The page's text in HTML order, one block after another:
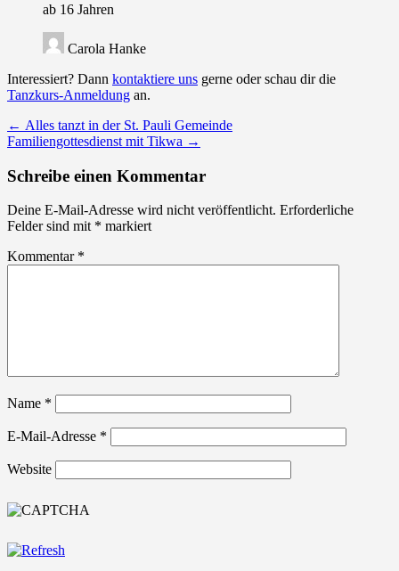
ab 16 Jahren
Carola Hanke
Interessiert? Dann kontaktiere uns gerne oder schau dir die
Tanzkurs-Anmeldung an.
Post
navigation
← Alles tanzt in der St. Pauli Gemeinde
Familiengottesdienst mit Tikwa →
Schreibe einen Kommentar
Deine E-Mail-Adresse wird nicht veröffentlicht. Erforderliche
Felder sind mit * markiert
Kommentar *
Name *
E-Mail-Adresse *
Website